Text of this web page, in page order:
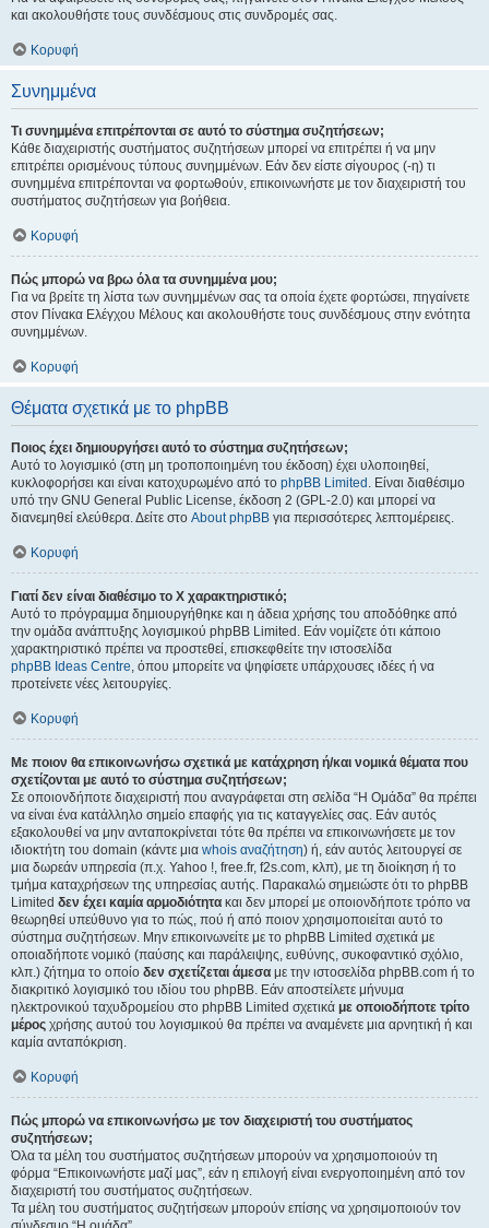
και ακολουθήστε τους συνδέσμους στις συνδρομές σας.
Κορυφή
Συνημμένα
Τι συνημμένα επιτρέπονται σε αυτό το σύστημα συζητήσεων;
Κάθε διαχειριστής συστήματος συζητήσεων μπορεί να επιτρέπει ή να μην
επιτρέπει ορισμένους τύπους συνημμένων. Εάν δεν είστε σίγουρος (-η) τι
συνημμένα επιτρέπονται να φορτωθούν, επικοινωνήστε με τον διαχειριστή του
συστήματος συζητήσεων για βοήθεια.
Κορυφή
Πώς μπορώ να βρω όλα τα συνημμένα μου;
Για να βρείτε τη λίστα των συνημμένων σας τα οποία έχετε φορτώσει, πηγαίνετε
στον Πίνακα Ελέγχου Μέλους και ακολουθήστε τους συνδέσμους στην ενότητα
συνημμένων.
Κορυφή
Θέματα σχετικά με το phpBB
Ποιος έχει δημιουργήσει αυτό το σύστημα συζητήσεων;
Αυτό το λογισμικό (στη μη τροποποιημένη του έκδοση) έχει υλοποιηθεί,
κυκλοφορήσει και είναι κατοχυρωμένο από το phpBB Limited . Είναι διαθέσιμο
υπό την GNU General Public License, έκδοση 2 (GPL-2.0) και μπορεί να
διανεμηθεί ελεύθερα. Δείτε στο About phpBB για περισσότερες λεπτομέρειες.
Κορυφή
Γιατί δεν είναι διαθέσιμο το Χ χαρακτηριστικό;
Αυτό το πρόγραμμα δημιουργήθηκε και η άδεια χρήσης του αποδόθηκε από
την ομάδα ανάπτυξης λογισμικού phpBB Limited. Εάν νομίζετε ότι κάποιο
χαρακτηριστικό πρέπει να προστεθεί, επισκεφθείτε την ιστοσελίδα
phpBB Ideas Centre, όπου μπορείτε να ψηφίσετε υπάρχουσες ιδέες ή να
προτείνετε νέες λειτουργίες.
Κορυφή
Με ποιον θα επικοινωνήσω σχετικά με κατάχρηση ή/και νομικά θέματα που
σχετίζονται με αυτό το σύστημα συζητήσεων;
Σε οποιονδήποτε διαχειριστή που αναγράφεται στη σελίδα “Η Ομάδα” θα πρέπει
να είναι ένα κατάλληλο σημείο επαφής για τις καταγγελίες σας. Εάν αυτός
εξακολουθεί να μην ανταποκρίνεται τότε θα πρέπει να επικοινωνήσετε με τον
ιδιοκτήτη του domain (κάντε μια whois αναζήτηση) ή, εάν αυτός λειτουργεί σε
μια δωρεάν υπηρεσία (π.χ. Yahoo !, free.fr, f2s.com, κλπ), με τη διοίκηση ή το
τμήμα καταχρήσεων της υπηρεσίας αυτής. Παρακαλώ σημειώστε ότι το phpBB
Limited δεν έχει καμία αρμοδιότητα και δεν μπορεί με οποιονδήποτε τρόπο να
θεωρηθεί υπεύθυνο για το πώς, πού ή από ποιον χρησιμοποιείται αυτό το
σύστημα συζητήσεων. Μην επικοινωνείτε με το phpBB Limited σχετικά με
οποιαδήποτε νομικό (παύσης και παράλειψης, ευθύνης, συκοφαντικό σχόλιο,
κλπ.) ζήτημα το οποίο δεν σχετίζεται άμεσα με την ιστοσελίδα phpBB.com ή το
διακριτικό λογισμικό του ιδίου του phpBB. Εάν αποστείλετε μήνυμα
ηλεκτρονικού ταχυδρομείου στο phpBB Limited σχετικά με οποιοδήποτε τρίτο
μέρος χρήσης αυτού του λογισμικού θα πρέπει να αναμένετε μια αρνητική ή και
καμία ανταπόκριση.
Κορυφή
Πώς μπορώ να επικοινωνήσω με τον διαχειριστή του συστήματος
συζητήσεων;
Όλα τα μέλη του συστήματος συζητήσεων μπορούν να χρησιμοποιούν τη
φόρμα “Επικοινωνήστε μαζί μας”, εάν η επιλογή είναι ενεργοποιημένη από τον
διαχειριστή του συστήματος συζητήσεων.
Τα μέλη του συστήματος συζητήσεων μπορούν επίσης να χρησιμοποιούν τον